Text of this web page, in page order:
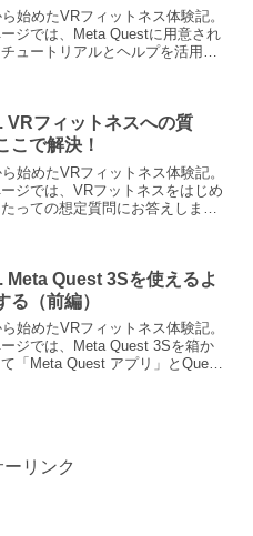
始めたVRフィットネス体験記。
ージでは、Meta Questに用意され
ュートリアルとヘルプを活用す
VRフィットネスへの質
こで解決！
始めたVRフィットネス体験記。
ージでは、VRフットネスをはじめ
っての想定質問にお答えしま
Meta Quest 3Sを使えるよ
る（前編）
始めたVRフィットネス体験記。
ジでは、Meta Quest 3Sを箱か
て「Meta Quest アプリ」とQuest
リンク